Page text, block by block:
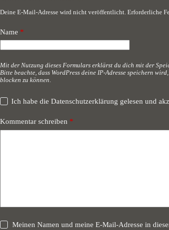
Deine E-Mail-Adresse wird nicht veröffentlicht. Erforderliche
Name *
Mit der Nutzung dieses Formulars erklärst du dich mit der
Bitte beachte, dass WordPress deine IP-Adresse speichern
blocken zu können.
Ich habe die Datenschutzerklärung gelesen und
Kommentar schreiben *
Meinen Namen und meine E-Mail-Adresse in
A
t
e
r
a
t
i
e